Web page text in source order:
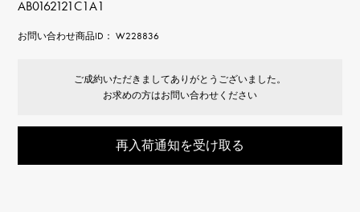
AB0162121C1A1
お問い合わせ商品ID： W228836
ご成約いただきましてありがとうございました。
お求めの方はお問い合わせください
再入荷通知を受け取る